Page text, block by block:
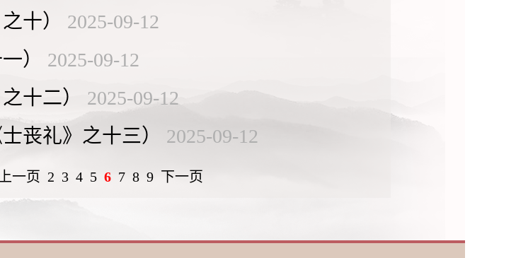
十）
2025-09-12
）
2025-09-12
十二）
2025-09-12
丧礼》之十三） 2025-09-12
上一页 2 3 4 5 6 7 8 9 下一页